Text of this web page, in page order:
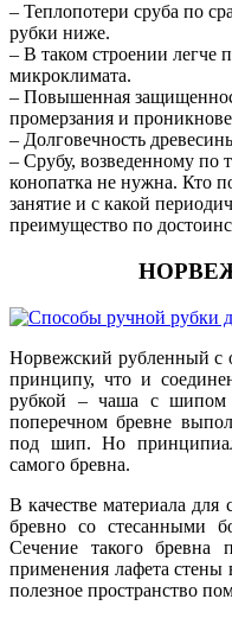
– Теплопотери сруба по
рубки ниже.
– В таком строении легче
микроклимата.
– Повышенная
промерзания и
– Долговечность
– Срубу, возведенному по
конопатка не нужна. Кто
занятие и с какой
преимущество по
Норвежский рубленный с
принципу, что и
рубкой – чаша с шипом
поперечном бревне
под шип. Но
самого бревна.
В качестве материала для
бревно со стесанными
Сечение такого бревна
применения лафета
полезное пространство